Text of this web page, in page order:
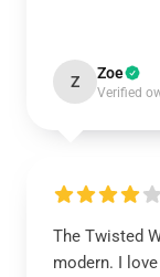
Z Zoe
Verified
The Twisted
modern. I